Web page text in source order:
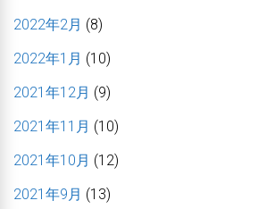
2022年2月 (8)
2022年1月 (10)
2021年12月 (9)
2021年11月 (10)
2021年10月 (12)
2021年9月 (13)